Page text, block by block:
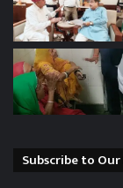
Subscribe to